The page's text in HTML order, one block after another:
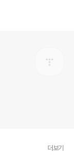
더보기